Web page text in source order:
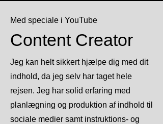
Med speciale i YouTube
Content Creator
Jeg kan helt sikkert hjælpe dig med dit
indhold, da jeg selv har taget hele
rejsen. Jeg har solid erfaring med
planlægning og produktion af indhold til
sociale medier samt instruktions- og